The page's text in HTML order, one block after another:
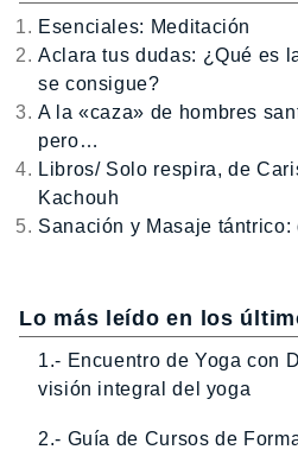
Esenciales: Meditación
Aclara tus dudas: ¿Qué es
se consigue?
A la «caza» de hombres
pero…
Libros/ Solo respira, de
Kachouh
Sanación y Masaje
Lo más leído en los
1.- Encuentro de Yoga con
visión integral del yoga
2.- Guía de Cursos de